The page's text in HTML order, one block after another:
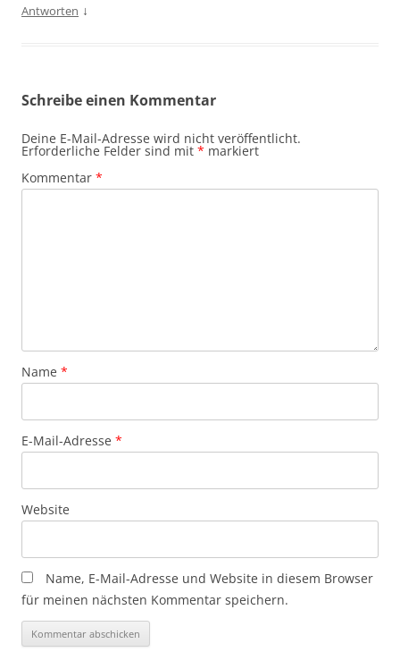
Antworten ↓
Schreibe einen Kommentar
Deine E-Mail-Adresse wird nicht veröffentlicht.
Erforderliche Felder sind mit * markiert
Kommentar *
Name *
E-Mail-Adresse *
Website
Name, E-Mail-Adresse und Website in diesem Browser
für meinen nächsten Kommentar speichern.